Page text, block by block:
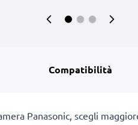
Compatibilità
Panasonic, scegli